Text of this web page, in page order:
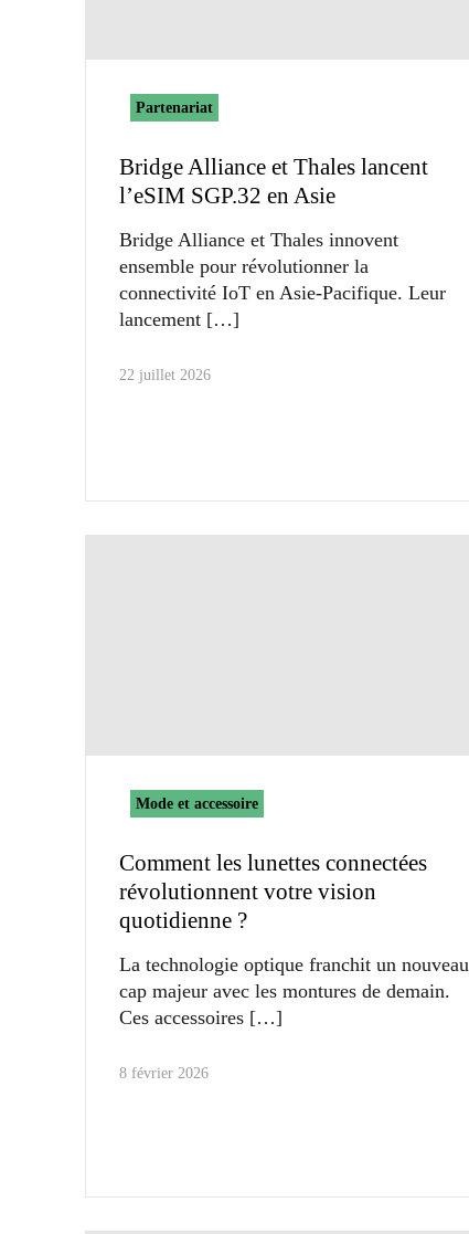
Partenariat
Bridge Alliance et Thales lancent
l’eSIM SGP.32 en Asie
Bridge Alliance et Thales innovent
ensemble pour révolutionner la
connectivité IoT en Asie-Pacifique. Leur
lancement
22 juillet 2026
Mode et accessoire
Comment les lunettes connectées
révolutionnent votre vision
quotidienne ?
La technologie optique franchit un nouveau
cap majeur avec les montures de demain.
Ces accessoires
8 février 2026